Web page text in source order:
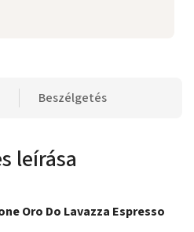
Beszélgetés
leírása
Oro Do Lavazza Espresso